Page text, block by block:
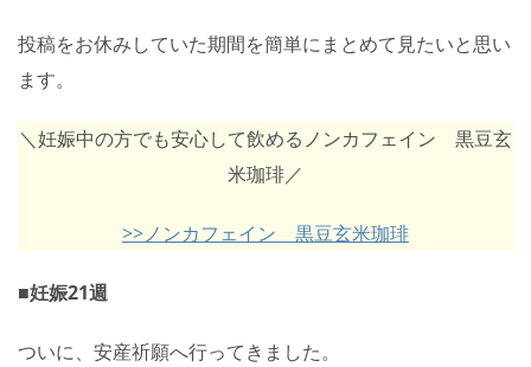
投稿をお休みしていた期間を簡単にまとめて見たいと思い
ます。
＼妊娠中の方でも安心して飲めるノンカフェイン 黒豆玄
米珈琲／
>>ノンカフェイン 黒豆玄米珈琲
■妊娠21週
ついに、安産祈願へ行ってきました。